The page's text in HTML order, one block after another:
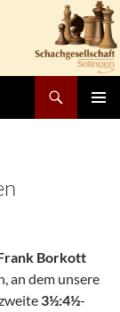
Borkott
an dem unsere
3½:4½-